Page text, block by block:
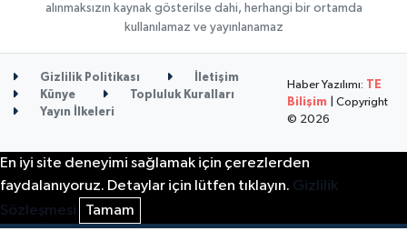
alınmaksızın kaynak gösterilse dahi, herhangi bir ortamda
kullanılamaz ve yayınlanamaz
Gizlilik Politikası
İletişim
Künye
Topluluk Kuralları
Yayın İlkeleri
Haber Yazılımı: TE
Bilişim | Copyright
© 2026
En iyi site deneyimi sağlamak için çerezlerden
faydalanıyoruz. Detaylar için lütfen tıklayın. Gizlilik
Sözleşmesi
Tamam